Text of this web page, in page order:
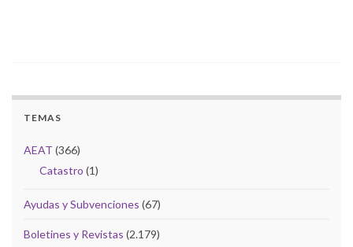
TEMAS
AEAT (366)
Catastro (1)
Ayudas y Subvenciones (67)
Boletines y Revistas (2.179)